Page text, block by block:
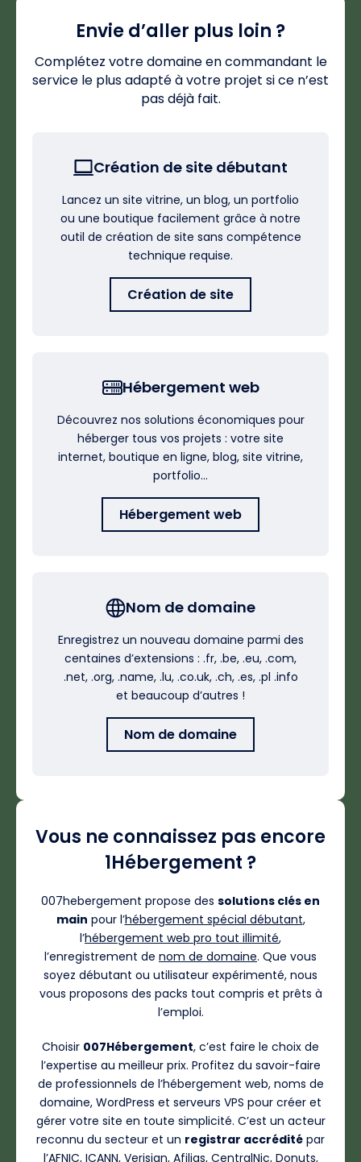
Envie d’aller plus loin ?
Complétez votre domaine en commandant le
service le plus adapté à votre projet si ce n’est
pas déjà fait.
Création de site débutant
Lancez un site vitrine, un blog, un portfolio
ou une boutique facilement grâce à notre
outil de création de site sans compétence
technique requise.
Création de site
Hébergement web
Découvrez nos solutions économiques pour
héberger tous vos projets : votre site
internet, boutique en ligne, blog, site vitrine,
portfolio…
Hébergement web
Nom de domaine
Enregistrez un nouveau domaine parmi des
centaines d’extensions : .fr, .be, .eu, .com,
.net, .org, .name, .lu, .co.uk, .ch, .es, .pl .info
et beaucoup d’autres !
Nom de domaine
Vous ne connaissez pas encore
1Hébergement ?
007hebergement propose des solutions clés en
main pour l’hébergement spécial débutant,
l’hébergement web pro tout illimité,
l’enregistrement de nom de domaine. Que vous
soyez débutant ou utilisateur expérimenté, nous
vous proposons des packs tout compris et prêts à
l’emploi.
Choisir 007Hébergement, c’est faire le choix de
l’expertise au meilleur prix. Profitez du savoir-faire
de professionnels de l’hébergement web, noms de
domaine, WordPress et serveurs VPS pour créer et
gérer votre site en toute simplicité. C’est un acteur
reconnu du secteur et un registrar accrédité par
l’AFNIC, ICANN, Verisign, Afilias, CentralNic, Donuts,